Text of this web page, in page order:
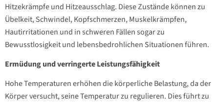
Hitzekrämpfe und Hitzeausschlag. Diese Zustände können zu
Übelkeit, Schwindel, Kopfschmerzen, Muskelkrämpfen,
Hautirritationen und in schweren Fällen sogar zu
Bewusstlosigkeit und lebensbedrohlichen Situationen führen.
Ermüdung und verringerte Leistungsfähigkeit
Hohe Temperaturen erhöhen die körperliche Belastung, da der
Körper versucht, seine Temperatur zu regulieren. Dies führt zu